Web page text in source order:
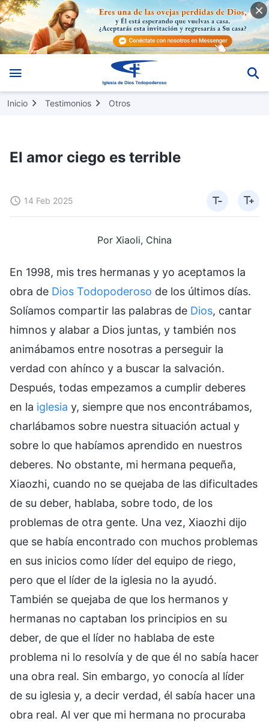
Inicio Testimonios Otros
El amor ciego es terrible
14 Feb 2025
Por Xiaoli, China
En 1998, mis tres hermanas y yo aceptamos la
obra de Dios Todopoderoso de los últimos días.
Solíamos compartir las palabras de Dios, cantar
himnos y alabar a Dios juntas, y también nos
animábamos entre nosotras a perseguir la
verdad con ahínco y a buscar la salvación.
Después, todas empezamos a cumplir deberes
en la iglesia y, siempre que nos encontrábamos,
charlábamos sobre nuestra situación actual y
sobre lo que habíamos aprendido en nuestros
deberes. No obstante, mi hermana pequeña,
Xiaozhi, cuando no se quejaba de las dificultades
de su deber, hablaba, sobre todo, de los
problemas de otra gente. Una vez, Xiaozhi dijo
que se había encontrado con muchos problemas
en sus inicios como líder del equipo de riego,
pero que el líder de la iglesia no la ayudó.
También se quejaba de que los hermanos y
hermanas no captaban los principios en su
deber, de que el líder no hablaba de este
problema ni lo resolvía y de que él no sabía hacer
una obra real. Sin embargo, yo conocía al líder
de su iglesia y, a decir verdad, él sabía hacer una
obra real. Al ver que mi hermana no procuraba